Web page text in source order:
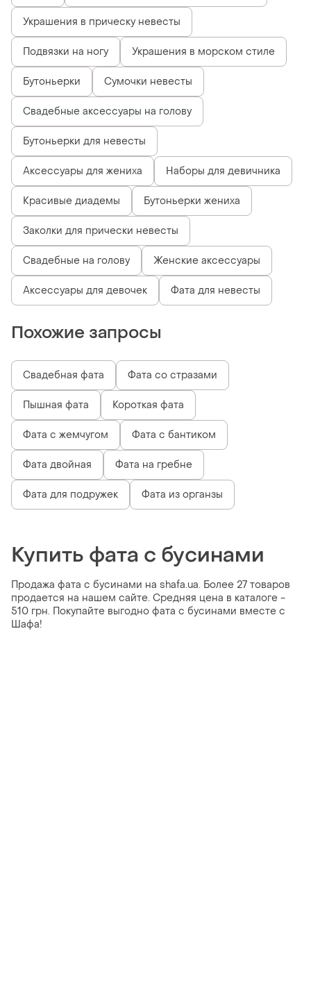
Украшения в прическу невесты
Подвязки на ногу Украшения в морском стиле
Бутоньерки Сумочки невесты
Свадебные аксессуары на голову
Бутоньерки для невесты
Аксессуары для жениха Наборы для девичника
Красивые диадемы Бутоньерки жениха
Заколки для прически невесты
Свадебные на голову Женские аксессуары
Аксессуары для девочек Фата для невесты
Похожие запросы
Свадебная фата Фата со стразами
Пышная фата Короткая фата
Фата с жемчугом Фата с бантиком
Фата двойная Фата на гребне
Фата для подружек Фата из органзы
Купить фата с бусинами
Продажа фата с бусинами на shafa.ua. Более 27 товаров
продается на нашем сайте. Средняя цена в каталоге -
510 грн. Покупайте выгодно фата с бусинами вместе с
Шафа!